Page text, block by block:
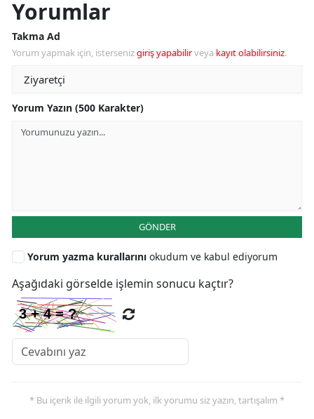
Yorumlar
Takma Ad
Yorum yapmak için, istersenizgiriş yapabilirveya kayıt olabilirsiniz.
Yorum Yazın (500 Karakter)
GÖNDER
Yorum yazma kurallarını okudum ve kabul ediyorum
Aşağıdaki görselde işlemin sonucu kaçtır?
* Bu içerik ile ilgili yorum yok, ilk yorumu siz yazın, tartışalım *